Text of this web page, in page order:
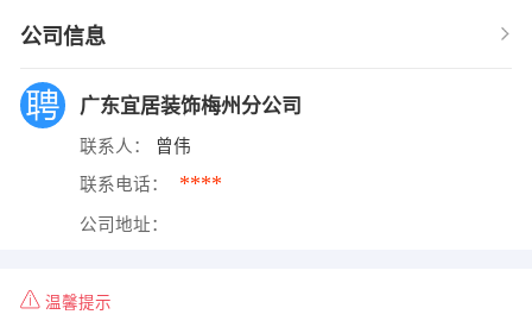
公司信息
广东宜居装饰梅州分公司
联系人： 曾伟
联系电话： ****
公司地址：
温馨提示